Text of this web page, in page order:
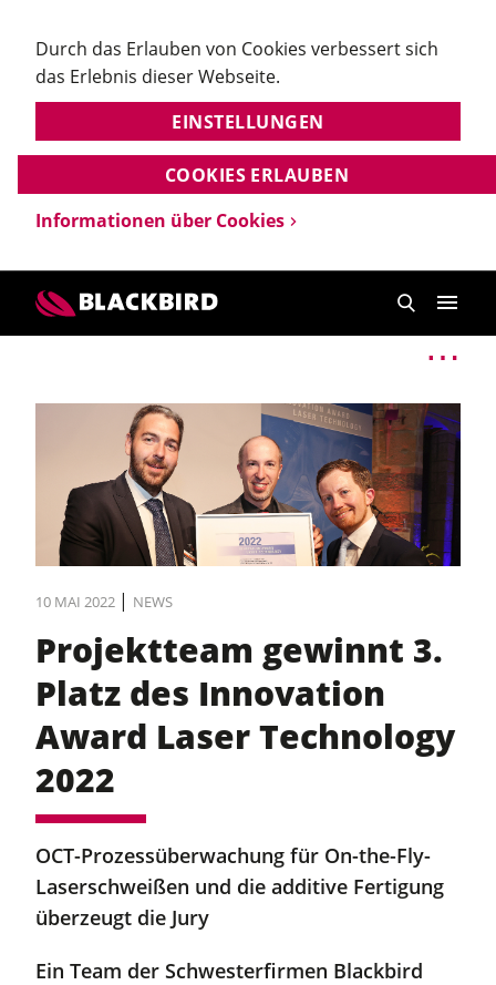
Durch das Erlauben von Cookies verbessert sich
das Erlebnis dieser Webseite.
EINSTELLUNGEN
Informationen über Cookies
COOKIES ERLAUBEN
10 MAI 2022 | NEWS
Projektteam gewinnt 3.
Platz des Innovation
Award Laser Technology
2022
OCT-Prozessüberwachung für On-the-Fly-
Laserschweißen und die additive Fertigung
überzeugt die Jury
Ein Team der Schwesterfirmen Blackbird